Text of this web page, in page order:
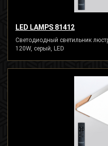
LED LAMPS 81412
Светодиодный светильник
120W, серый, LED